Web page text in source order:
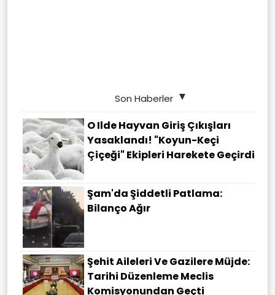
Son Haberler
O Ilde Hayvan Giriş Çıkışları
Yasaklandı! "Koyun-Keçi
Çiçeği" Ekipleri Harekete Geçirdi
Şam'da Şiddetli Patlama:
Bilanço Ağır
Şehit Aileleri Ve Gazilere Müjde:
Tarihi Düzenleme Meclis
Komisyonundan Geçti